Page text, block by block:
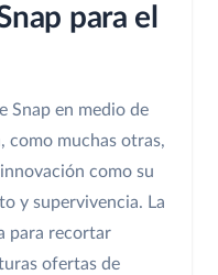
para el
Snap en medio de
como muchas otras,
como su
y supervivencia. La
para recortar
ofertas de